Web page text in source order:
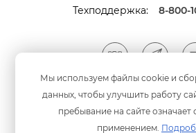
Мы используем файлы cookie и
данных, чтобы улучшить работу
пребывание на сайте означает
применением.
Техподдержка: 8-800-
Мы принимаем
анковскими